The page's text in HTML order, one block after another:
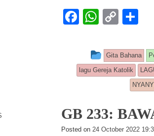
F
e
b
o
k
W
at
s
A
p
C
p
y
Li
k
ar
e
This
Gita Bahana
lagu Gereja Katolik
GB 233:
Posted on 24 October 2022